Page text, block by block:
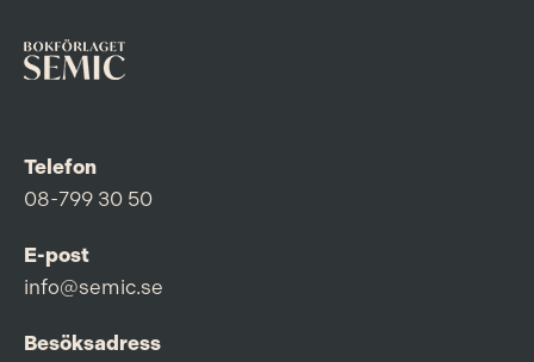
Telefon
08-799 30 50
E-post
info@semic.se
Besöksadress